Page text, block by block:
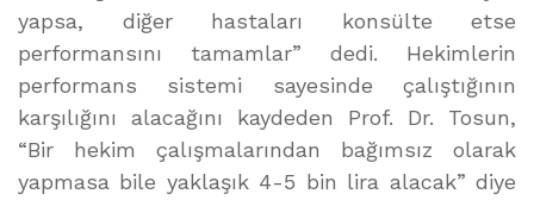
yapsa, diğer hastaları konsülte etse
performansını tamamlar” dedi. Hekimlerin
performans sistemi sayesinde çalıştığının
karşılığını alacağını kaydeden Prof. Dr. Tosun,
“Bir hekim çalışmalarından bağımsız olarak
yapmasa bile yaklaşık 4-5 bin lira alacak” diye